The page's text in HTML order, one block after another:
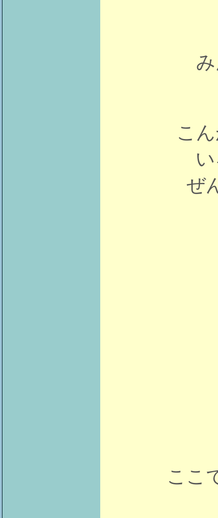
こ
ぜ
こ